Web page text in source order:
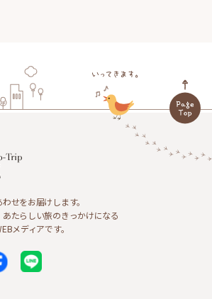
せをお届けします。
たらしい旅のきっかけになる
メディアです。